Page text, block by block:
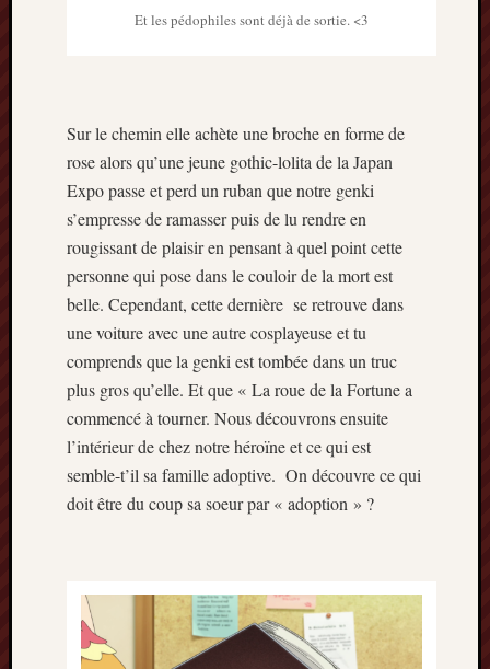
Et les pédophiles sont déjà de sortie. <3
Sur le chemin elle achète une broche en forme de
rose alors qu’une jeune gothic-lolita de la Japan
Expo passe et perd un ruban que notre genki
s’empresse de ramasser puis de lu rendre en
rougissant de plaisir en pensant à quel point cette
personne qui pose dans le couloir de la mort est
belle. Cependant, cette dernière se retrouve dans
une voiture avec une autre cosplayeuse et tu
comprends que la genki est tombée dans un truc
plus gros qu’elle. Et que « La roue de la Fortune a
commencé à tourner. Nous découvrons ensuite
l’intérieur de chez notre héroïne et ce qui est
semble-t’il sa famille adoptive. On découvre ce qui
doit être du coup sa soeur par « adoption » ?